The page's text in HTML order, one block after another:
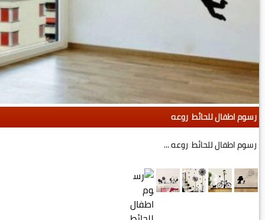
رسوم اطفال للحائط روعه
رسوم اطفال للحائط روعه ...